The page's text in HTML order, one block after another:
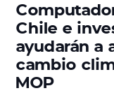
Chile e
ayudarán a
cambio
MOP